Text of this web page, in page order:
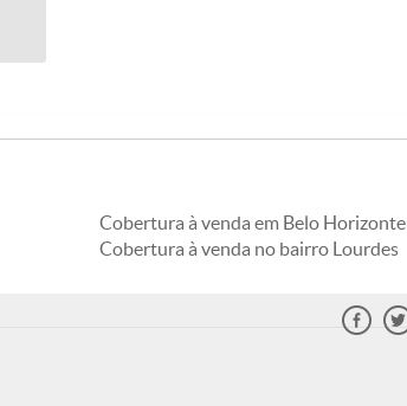
Cobertura à venda em Belo Horizonte
Cobertura à venda no bairro Lourdes